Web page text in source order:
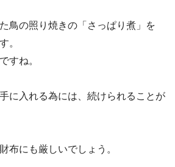
鳥の照り焼きの「さっぱり煮」を
。
すね。
に入れる為には、続けられることが
布にも厳しいでしょう。